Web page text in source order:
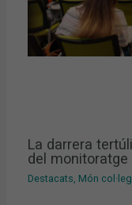
La darrera
del
Destacats, Món